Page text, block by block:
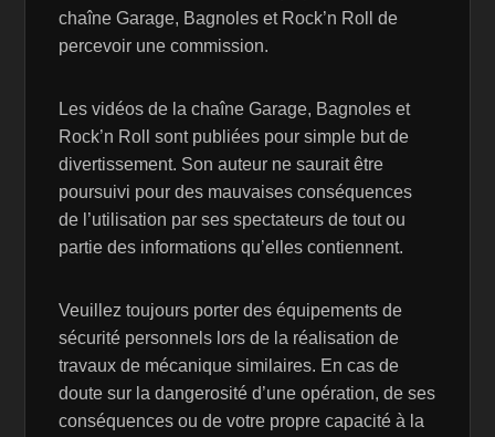
chaîne Garage, Bagnoles et Rock’n Roll de
percevoir une commission.
Les vidéos de la chaîne Garage, Bagnoles et
Rock’n Roll sont publiées pour simple but de
divertissement. Son auteur ne saurait être
poursuivi pour des mauvaises conséquences
de l’utilisation par ses spectateurs de tout ou
partie des informations qu’elles contiennent.
Veuillez toujours porter des équipements de
sécurité personnels lors de la réalisation de
travaux de mécanique similaires. En cas de
doute sur la dangerosité d’une opération, de ses
conséquences ou de votre propre capacité à la